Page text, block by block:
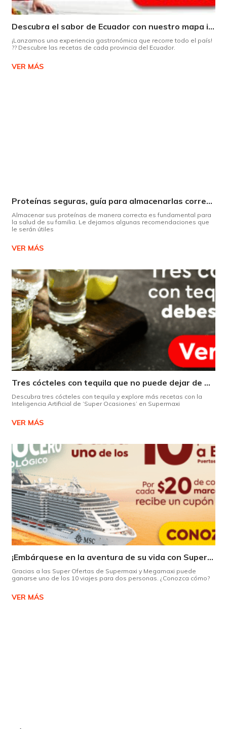
Descubra el sabor de Ecuador con nuestro mapa interactivo de recetas
¡Lanzamos una experiencia gastronómica que recorre todo el país!
?? Descubre las recetas de cada provincia del Ecuador.
VER MÁS
Proteínas seguras, guía para almacenarlas correctamente Copiar
Almacenar sus proteínas de manera correcta es fundamental para
la salud de su familia. Le dejamos algunas recomendaciones que
le serán útiles
VER MÁS
Tres cócteles con tequila que no puede dejar de probar gracias a nuestra IA.
Descubra tres cócteles con tequila y explore más recetas con la
Inteligencia Artificial de ‘Super Ocasiones’ en Supermaxi
VER MÁS
¡Embárquese en la aventura de su vida con Supermaxi!
Gracias a las Super Ofertas de Supermaxi y Megamaxi puede
ganarse uno de los 10 viajes para dos personas. ¿Conozca cómo?
VER MÁS